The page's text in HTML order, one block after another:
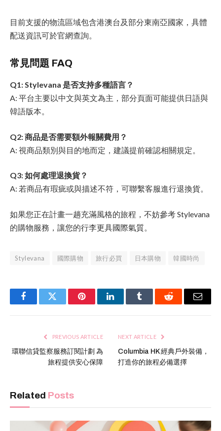
目前支援的物流區域包含港澳台及部分東南亞國家，具體
配送資訊可於官網查詢。
常見問題 FAQ
Q1: Stylevana 是否支持多種語言？
A: 平台主要以中文與英文為主，部分頁面可能提供日語與
韓語版本。
Q2: 商品是否需要額外報關費用？
A: 視商品類別與目的地而定，建議提前確認相關規定。
Q3: 如何處理退換貨？
A: 若商品有瑕疵或與描述不符，可聯繫客服進行退換貨。
如果您正在計畫一趟充滿風格的旅程，不妨參考 Stylevana
的購物服務，讓您的行李更具國際氣質。
Stylevana 國際購物 旅行必買 日本購物 韓國時尚
FacebookTwitter PinterestLinkedInTumblr Reddit Email
PREVIOUS ARTICLE
環聯信貸監察服務訂閱計劃 為
旅程提供安心保障
NEXT ARTICLE
Columbia HK 經典戶外裝備，
打造你的旅程必備選擇
Related Posts